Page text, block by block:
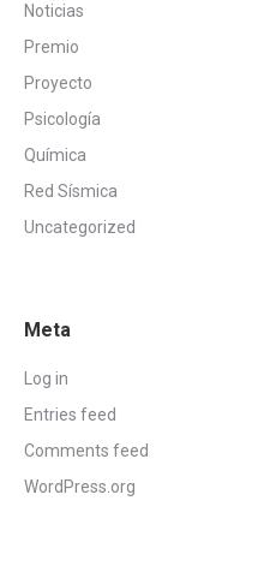
Noticias
Premio
Proyecto
Psicología
Química
Red Sísmica
Uncategorized
Meta
Log in
Entries feed
Comments feed
WordPress.org